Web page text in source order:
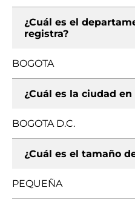
¿Cuál es el
registra?
BOGOTA
¿Cuál es la ciudad
BOGOTA D.C.
¿Cuál es el tamaño
PEQUEÑA